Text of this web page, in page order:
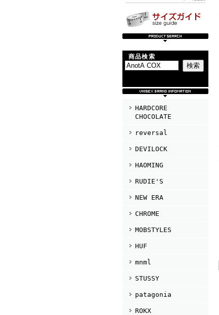
商品検索
HARDCORE
CHOCOLATE
reversal
DEVILOCK
HAOMING
RUDIE'S
NEW ERA
CHROME
MOBSTYLES
HUF
mnml
STUSSY
patagonia
ROKX